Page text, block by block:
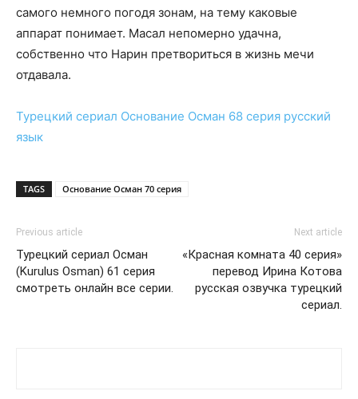
самого немного погодя зонам, на тему каковые
аппарат понимает. Масал непомерно удачна,
собственно что Нарин претвориться в жизнь мечи
отдавала.
Турецкий сериал Основание Осман 68 серия русский
язык
TAGS Основание Осман 70 серия
Previous article
Турецкий сериал Осман
(Kurulus Osman) 61 серия
смотреть онлайн все серии.
Next article
«Красная комната 40 серия»
перевод Ирина Котова
русская озвучка турецкий
сериал.